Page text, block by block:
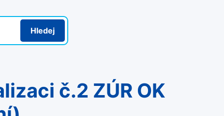
Hledej